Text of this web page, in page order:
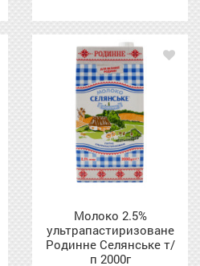
Молоко 2.5%
ультрапастиризоване
Родинне Селянське т/
п 2000г